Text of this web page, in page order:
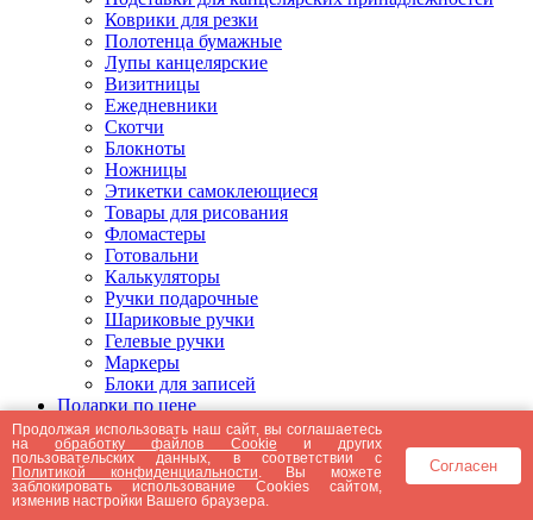
Коврики для резки
Полотенца бумажные
Лупы канцелярские
Визитницы
Ежедневники
Скотчи
Блокноты
Ножницы
Этикетки самоклеющиеся
Товары для рисования
Фломастеры
Готовальни
Калькуляторы
Ручки подарочные
Шариковые ручки
Гелевые ручки
Маркеры
Блоки для записей
Подарки по цене
Подарки от 5000 рублей
Подарки до 5000 рублей
Подарки до 3000 рублей
Подарки до 2000 рублей
Подарки до 1000 рублей
Продолжая использовать наш сайт, вы соглашаетесь
наобработку файлов Cookie и других
пользовательских данных, в соответствии с
Политикой конфиденциальности . Вы можете
заблокировать использование Cookies сайтом,
изменив настройки Вашего браузера.
Согласен